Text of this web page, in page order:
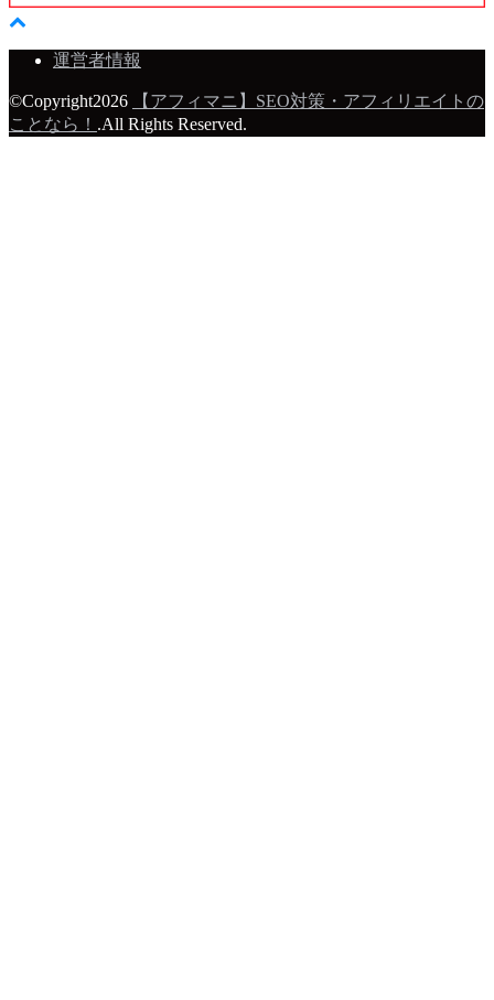
運営者情報
©Copyright2026
【アフィマニ】SEO対策・アフィリエイトの
ことなら！ .All Rights Reserved.